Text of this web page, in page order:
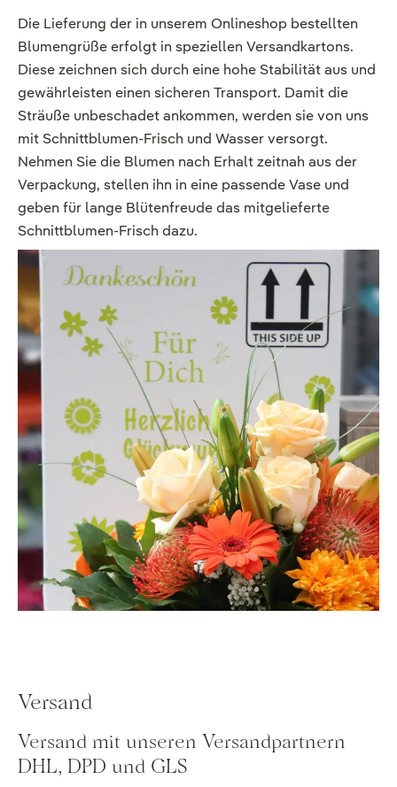
Die Lieferung der in unserem Onlineshop bestellten
Blumengrüße erfolgt in speziellen Versandkartons.
Diese zeichnen sich durch eine hohe Stabilität aus und
gewährleisten einen sicheren Transport. Damit die
Sträuße unbeschadet ankommen, werden sie von uns
mit Schnittblumen-Frisch und Wasser versorgt.
Nehmen Sie die Blumen nach Erhalt zeitnah aus der
Verpackung, stellen ihn in eine passende Vase und
geben für lange Blütenfreude das mitgelieferte
Schnittblumen-Frisch dazu.
Versand
Versand mit unseren Versandpartnern
DHL, DPD und GLS